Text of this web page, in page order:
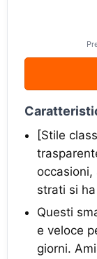
[Stile
occasioni,
strati si
Questi
e veloce
giorni.